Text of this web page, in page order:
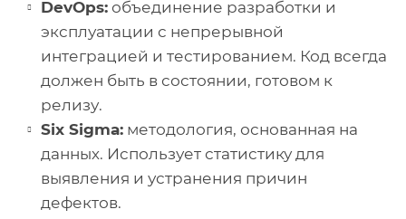
DevOps: объединение разработки и
эксплуатации с непрерывной
интеграцией и тестированием. Код всегда
должен быть в состоянии, готовом к
релизу.
Six Sigma: методология, основанная на
данных. Использует статистику для
выявления и устранения причин
дефектов.